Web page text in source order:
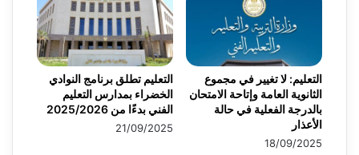
التعليم تطلق برنامج النوادي
الخضراء بمدارس التعليم
الفني بدءًا من 2025/2026
21/09/2025
التعليم: لا تغيير في مجموع
الثانوية العامة وإتاحة الامتحان
بالدرجة الفعلية في حالة
الأعذار
18/09/2025